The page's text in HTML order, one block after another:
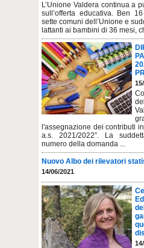
L’Unione Valdera continua a
sull’offerta educativa. Ben
sette comuni dell’Unione e
lattanti ai bambini di 36 mesi,
l'assegnazione dei contributi
a.s. 2021/2022”. La
numero della domanda ...
Nuovo Albo dei rilevatori
14/06/2021